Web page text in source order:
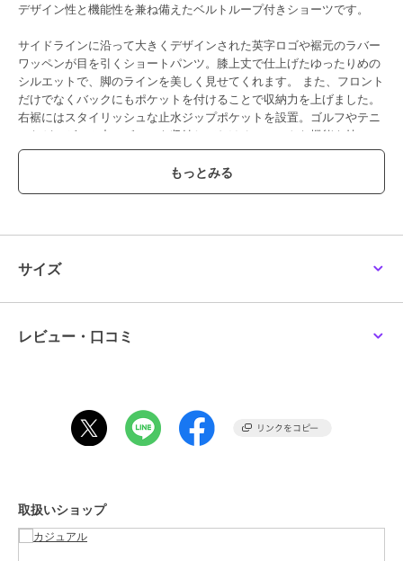
デザイン性と機能性を兼ね備えたベルトループ付きショーツです。
サイドラインに沿って大きくデザインされた英字ロゴや裾元のラバー
ワッペンが目を引くショートパンツ。膝上丈で仕上げたゆったりめの
シルエットで、脚のラインを美しく見せてくれます。 また、フロント
だけでなくバックにもポケットを付けることで収納力を上げました。
右裾にはスタイリッシュな止水ジップポケットを設置。ゴルフやテニ
スなどのゲーム中にボールを収納しておけるスマートな機能を持つ、
便利なアイテムです。
■汗をかいても肌に張りつきにくいメッシュ裏地＆ナイロンスムース
地を貼りました。総裏メッシュで通気性抜群です。さらに接触冷感と
吸水速乾機能を併せ持っているため、暑い季節でもベタつきにくく快
■ベルトループが付いたイージーショーツ
■ベルトがあっても無くても着用できる2WAYデザイン
また、同素材のハイネックカットソーやポロシャツとセットアップに
サイズ
レビュー・口コミ
取扱いショップ